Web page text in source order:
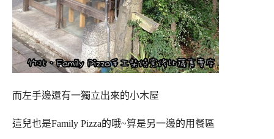
而左手邊還有一獨立出來的小木屋
這兒也是Family Pizza的哦~算是另一邊的用餐區